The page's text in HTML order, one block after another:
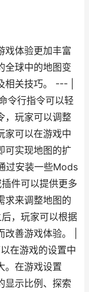
戏体验更加丰富
全球中的地图变
相关技巧。 --- |
令行指令可以轻
，玩家可以调整
家可以在游戏中
可实现地图的扩
过安装一些Mods
件可以提供更多
求来调整地图的
，玩家可以根据
善游戏体验。 |
在游戏的设置中
。在游戏设置
显示比例、探索